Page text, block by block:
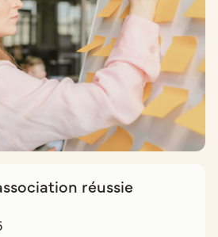
réussie